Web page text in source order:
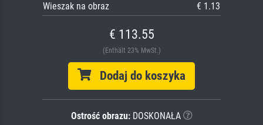
Wieszak na obraz
€ 1.13
€ 113.55
(Enthält 23% MwSt.)
Dodaj do koszyka
Ostrość obrazu:DOSKONAŁA